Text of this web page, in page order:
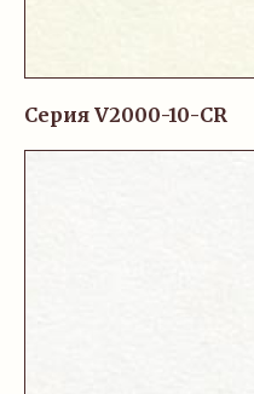
Серия V2000-10-CR